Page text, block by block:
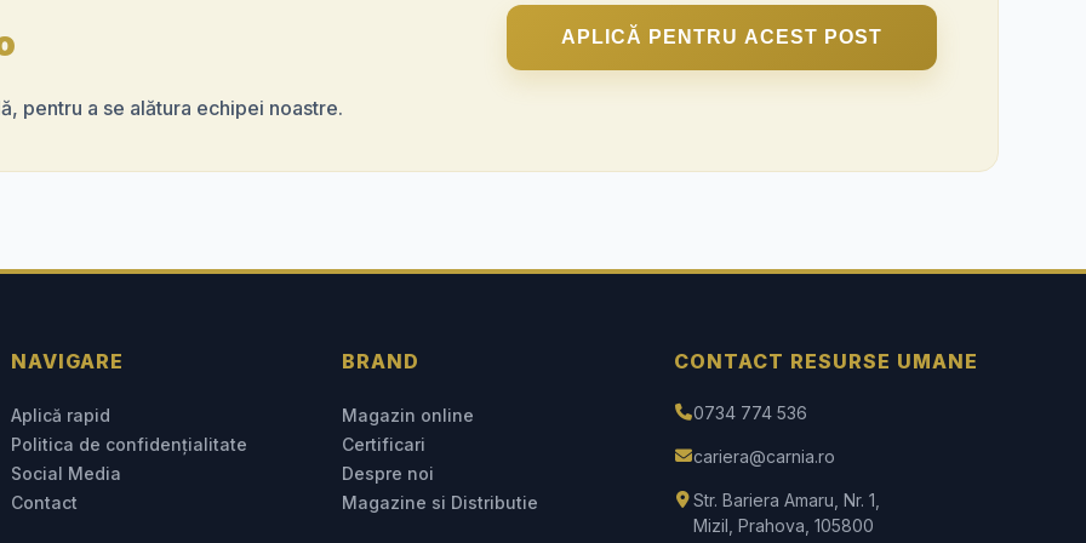
un avantaj;
continuă a proceselor
pentru a se alătura echipei noastre.
APLICĂ PENTRU ACEST POST
NAVIGARE
Aplică rapid
Politica de confidențialitate
Social Media
Contact
BRAND
Magazin online
Certificari
Despre noi
Magazine si Distributie
CONTACT RESURSE UMANE
0734 774 536
cariera@carnia.ro
Str. Bariera Amaru, Nr. 1,
Mizil, Prahova, 105800